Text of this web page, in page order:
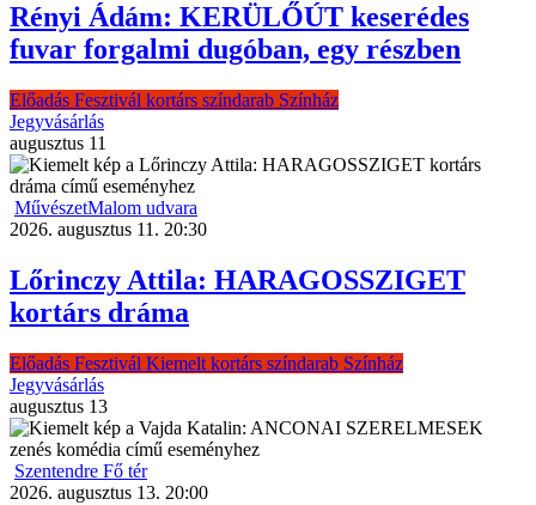
Rényi Ádám: KERÜLŐÚT keserédes
fuvar forgalmi dugóban, egy részben
Előadás Fesztivál kortárs színdarab Színház
Jegyvásárlás
augusztus 11
MűvészetMalom udvara
2026. augusztus 11. 20:30
Lőrinczy Attila: HARAGOSSZIGET
kortárs dráma
Előadás Fesztivál Kiemelt kortárs színdarab Színház
Jegyvásárlás
augusztus 13
Szentendre Fő tér
2026. augusztus 13. 20:00